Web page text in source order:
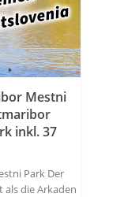
Mestni
inkl. 37
Park Der
die Arkaden